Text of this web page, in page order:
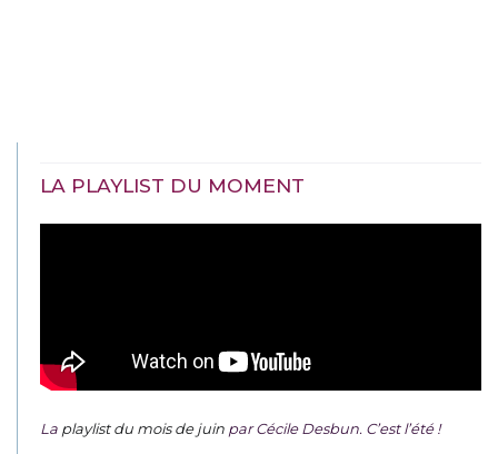
LA PLAYLIST DU MOMENT
La playlist du mois de juin par Cécile Desbun. C’est l’été !